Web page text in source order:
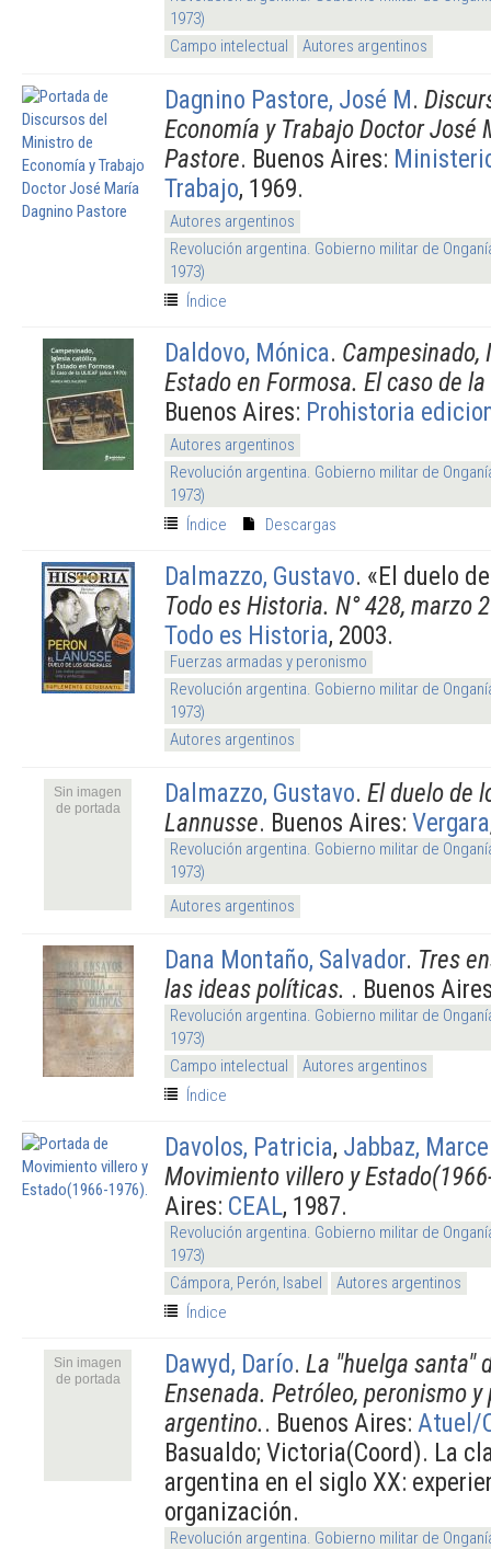
1973)
Campo intelectual
Autores argentinos
Dagnino Pastore, José M.
Economía y Trabajo Doctor José
Pastore. Buenos Aires:
Trabajo, 1969.
Autores argentinos
Revolución argentina. Gobierno militar de
1973)
Índice
Daldovo, Mónica.
Estado en Formosa. El caso de
Buenos Aires: Prohistoria
Autores argentinos
Revolución argentina. Gobierno militar de
1973)
Índice
Descargas
Dalmazzo, Gustavo. «El duelo
Todo es Historia. N° 428, marzo
Todo es Historia, 2003.
Fuerzas armadas y peronismo
Revolución argentina. Gobierno militar de
1973)
Autores argentinos
Sin imagen
de portada
Dalmazzo, Gustavo. El duelo de
Lannusse. Buenos Aires: Vergara
Revolución argentina. Gobierno militar de
1973)
Autores argentinos
Dana Montaño, Salvador. Tres
las ideas políticas. . Buenos
Revolución argentina. Gobierno militar de
1973)
Campo intelectual
Autores argentinos
Índice
Davolos, Patricia, Jabbaz,
Movimiento villero y
Aires: CEAL, 1987.
Revolución argentina. Gobierno militar de
1973)
Cámpora, Perón, Isabel
Autores argentinos
Índice
Sin imagen
de portada
Dawyd, Darío. La "huelga santa"
Ensenada. Petróleo, peronismo
argentino.. Buenos Aires: Atuel/
Basualdo; Victoria(Coord). La
argentina en el siglo XX:
organización.
Revolución argentina. Gobierno militar de